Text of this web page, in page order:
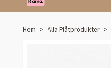
Hem Alla Plåtprodukter